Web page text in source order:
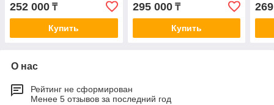
252 000 ₸
Купить
295 000₸
Купить
О нас
Рейтинг не сформирован
Менее 5 отзывов за последний год